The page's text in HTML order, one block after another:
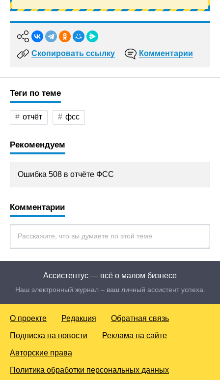
Скопировать ссылку Комментарии
Теги по теме
отчёт фсс
Рекомендуем
Ошибка 508 в отчёте ФСС
Комментарии
Ассистентус — всё о малом бизнесе
Наш электронный журнал – ваш личный ассистент успеха.
О проекте Редакция Обратная связь
Подписка на новости Реклама на сайте
Авторские права
Политика обработки персональных данных